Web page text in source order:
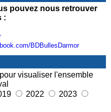
pouvez nous retrouver
:
BDBullesDarmor
visualiser l'ensemble
2022
2023